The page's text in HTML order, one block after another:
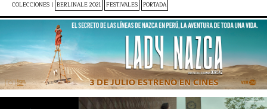
COLECCIONES | BERLINALE 2021 FESTIVALES PORTADA